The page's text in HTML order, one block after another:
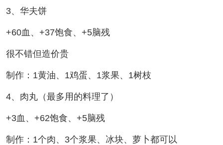
3、华夫饼
+60血、+37饱食、+5脑残
很不错但造价贵
制作：1黄油、1鸡蛋、1浆果、1树枝
4、肉丸（最多用的料理了）
+3血、+62饱食、+5脑残
制作：1个肉、3个浆果、冰块、萝卜都可以